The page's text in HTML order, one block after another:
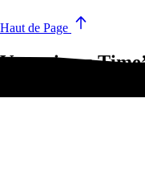
Haut de Page
Vous aimez